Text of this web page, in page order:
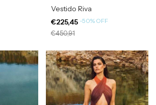
Vestido Riva
€225,45 -50% OFF
€450,91